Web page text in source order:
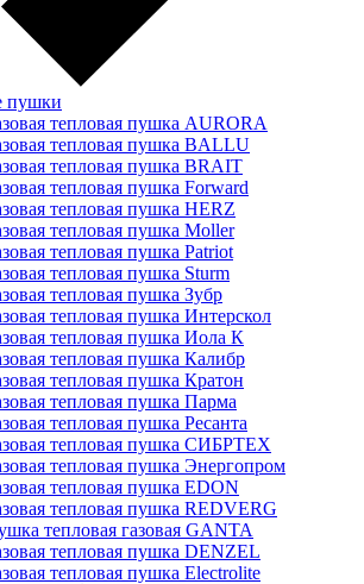
пушки
тепловая пушка AURORA
тепловая пушка BALLU
тепловая пушка BRAIT
тепловая пушка Forward
тепловая пушка HERZ
тепловая пушка Moller
тепловая пушка Patriot
тепловая пушка Sturm
тепловая пушка Зубр
тепловая пушка Интерскол
тепловая пушка Иола К
тепловая пушка Калибр
тепловая пушка Кратон
тепловая пушка Парма
тепловая пушка Ресанта
тепловая пушка СИБРТЕХ
тепловая пушка Энергопром
тепловая пушка EDON
тепловая пушка REDVERG
тепловая газовая GANTA
тепловая пушка DENZEL
тепловая пушка Electrolite